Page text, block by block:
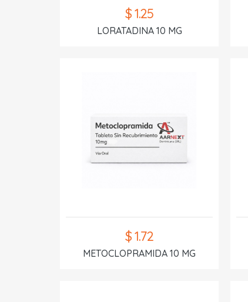
$ 1.25
LORATADINA 10 MG
$ 1.72
METOCLOPRAMIDA 10 MG